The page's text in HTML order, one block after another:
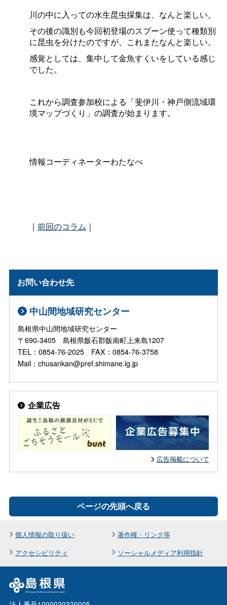
川の中に入っての水生昆虫採集は、なんと楽しい。
その後の識別も今回初登場のスプーン使って種類別
に昆虫を分けたのですが、これまたなんと楽しい。
感覚としては、集中して金魚すくいをしている感じ
でした。
これから調査参加校による「斐伊川・神戸側流域環
境マップづくり」の調査が始まります。
情報コーディネーターわたなべ
｜ 前回のコラム ｜
お問い合わせ先
中山間地域研究センター
島根県中山間地域研究センター
〒690-3405 島根県飯石郡飯南町上来島1207
TEL：0854-76-2025 FAX：0854-76-3758
Mail：chusankan@pref.shimane.lg.jp
企業広告
広告掲載について
ページの先頭へ戻る
個人情報の取り扱い
著作権・リンク等
アクセシビリティ
ソーシャルメディア利用指針